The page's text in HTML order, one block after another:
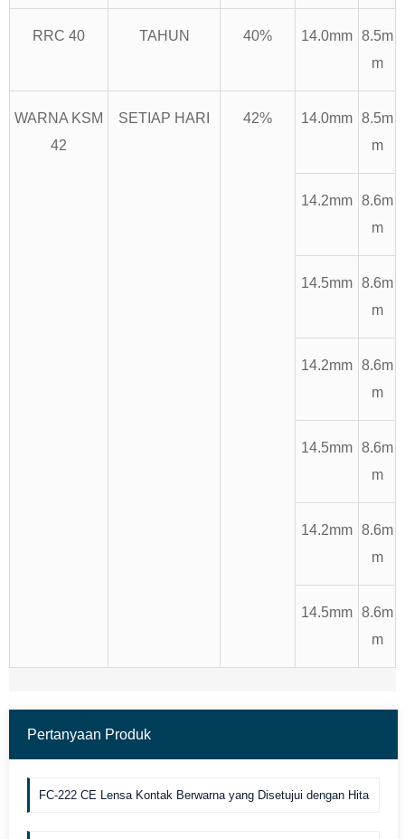
RRC 40 TAHUN 40% 14.0mm 8.5m
m
WARNA KSM
42
SETIAP HARI 42% 14.0mm 8.5m
m
14.2mm 8.6m
m
14.5mm 8.6m
m
14.2mm 8.6m
m
14.5mm 8.6m
m
14.2mm 8.6m
m
14.5mm 8.6m
m
Pertanyaan Produk